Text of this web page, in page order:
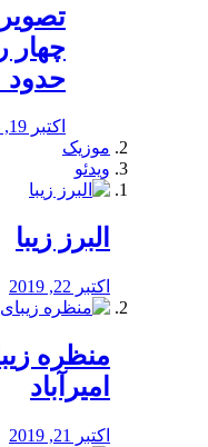
چهار
حدود ۱۳۱۱ه ش
اکتبر 19, 2019
موزیک
ویدئو
البرز زیبا
اکتبر 22, 2019
منظره‌‌
امیرآباد
اکتبر 21, 2019